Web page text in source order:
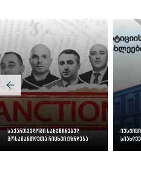
საქართველოში სანქცირებულ
მოსამართლეთა რიცხვი იზრდება